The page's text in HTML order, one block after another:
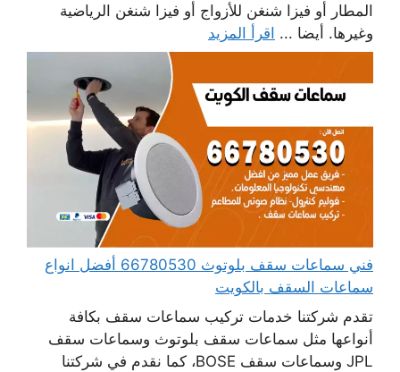
المطار أو فيزا شنغن للأزواج أو فيزا شنغن الرياضية
وغيرها. أيضا ... اقرأ المزيد
فني سماعات سقف بلوتوث 66780530 أفضل انواع
سماعات السقف بالكويت
تقدم شركتنا خدمات تركيب سماعات سقف بكافة
أنواعها مثل سماعات سقف بلوتوث وسماعات سقف
JPL وسماعات سقف BOSE، كما نقدم في شركتنا